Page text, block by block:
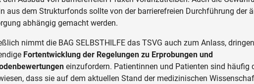
aus dem Strukturfonds sollte von der barrierefreien Durchführung der
abhängig gemacht werden.
nimmt die BAG SELBSTHILFE das TSVG auch zum Anlass,
Fortentwicklung der Regelungen zu Erprobungen und
einzufordern. Patientinnen und Patienten sind häufig
dass sie auf dem aktuellen Stand der medizinischen